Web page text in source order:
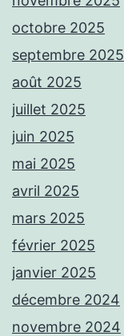
octobre 2025
septembre 2025
août 2025
juillet 2025
juin 2025
mai 2025
avril 2025
mars 2025
février 2025
janvier 2025
décembre 2024
novembre 2024